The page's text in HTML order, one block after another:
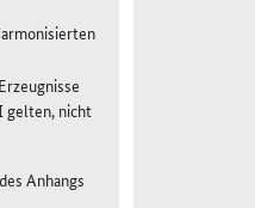
gelten, nicht
Anhangs